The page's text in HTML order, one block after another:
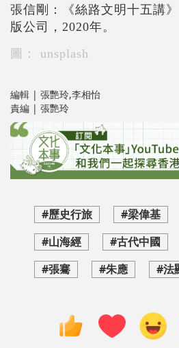
張信剛：《絲路文明十五講
版公司，2020年。
圖： unsplash
編輯 | 張艷玲,李相怡
責編 | 張艷玲
#歷史行旅 #梁偉基
#山海經
#古代中國
#張騫
#朱應 #法